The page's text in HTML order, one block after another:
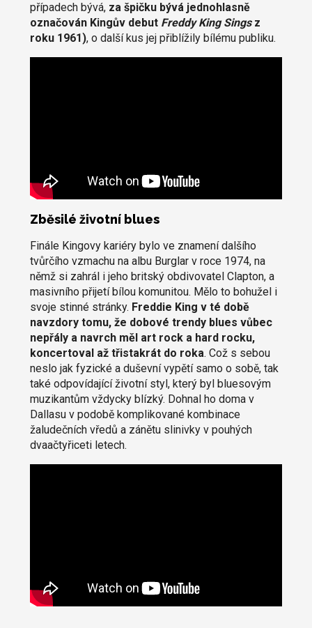
případech bývá, za špičku bývá jednohlasně
označován Kingův debut Freddy King Singsz
roku 1961), o další kus jej přiblížily bílému publiku.
Zběsilé životní blues
Finále Kingovy kariéry bylo ve znamení dalšího
tvůrčího vzmachu na albu Burglar v roce 1974, na
němž si zahrál i jeho britský obdivovatel Clapton, a
masivního přijetí bílou komunitou. Mělo to bohužel i
svoje stinné stránky. Freddie King v té době
navzdory tomu, že dobové trendy blues vůbec
nepřály a navrch měl art rock a hard rocku,
koncertoval až třistakrát do roka. Což s sebou
neslo jak fyzické a duševní vypětí samo o sobě, tak
také odpovídající životní styl, který byl bluesovým
muzikantům vždycky blízký. Dohnal ho doma v
Dallasu v podobě komplikované kombinace
žaludečních vředů a zánětu slinivky v pouhých
dvaačtyřiceti letech.